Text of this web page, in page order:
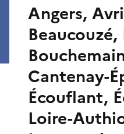
Angers,
Cantenay-
Écouflant,
Loire-